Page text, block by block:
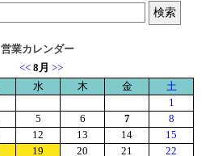
営業カレンダー